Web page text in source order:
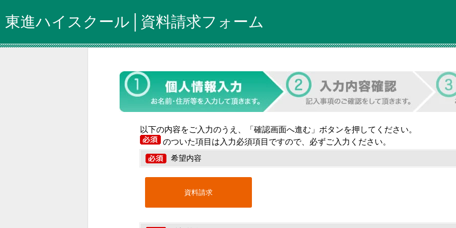
東進ハイスクール│資料請求フォーム
以下の内容をご入力のうえ、「確認画面へ進む」ボタンを押してください。
のついた項目は入力必須項目ですので、必ずご入力ください。
希望内容
資料請求